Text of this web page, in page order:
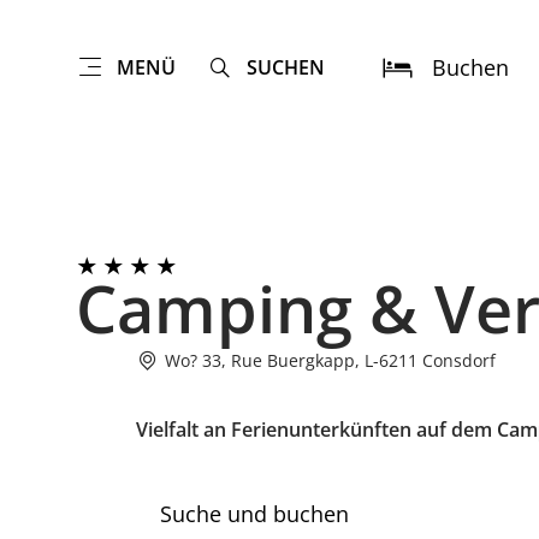
MENÜ SUCHEN Buchen
Camping &
Wo? 33, Rue Buergkapp, L-6211 Consdorf
Vielfalt an Ferienunterkünften auf dem
Suche und buchen